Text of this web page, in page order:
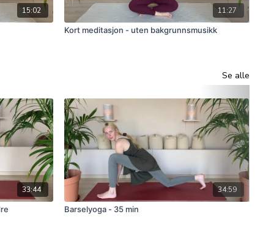
15:02
11:27
Kort meditasjon - uten bakgrunnsmusikk
Se alle
33:44
34:59
Barselyoga - 35 min